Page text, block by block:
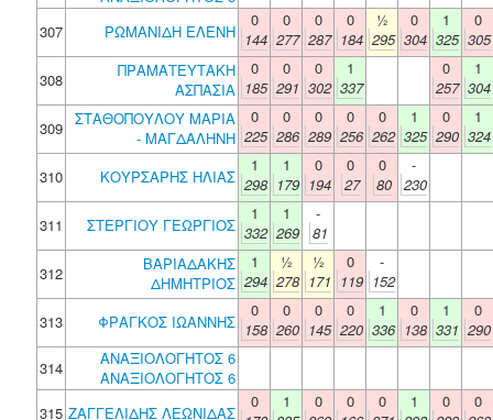
307
ΡΩΜΑΝΙΔΗ ΕΛΕΝΗ
0
144
0
277
0
287
0
184
½
295
0
304
1
325
0
305
308
ΠΡΑΜΑΤΕΥΤΑΚΗ
ΑΣΠΑΣΙΑ
0
185
0
291
0
302
1
337
0
257
1
304
309 ΣΤΑΘΟΠΟΥΛΟΥ ΜΑΡΙΑ
- ΜΑΓΔΑΛΗΝΗ
0
225
0
286
0
289
0
256
0
262
1
325
0
290
1
324
310
ΚΟΥΡΣΑΡΗΣ ΗΛΙΑΣ
1
298
1
179
0
194
0
27
0
80
-
230
311
ΣΤΕΡΓΙΟΥ ΓΕΩΡΓΙΟΣ
1
332
1
269
-
81
312
ΒΑΡΙΑΔΑΚΗΣ
ΔΗΜΗΤΡΙΟΣ
1
294
½
278
½
171
0
119
-
152
313
ΦΡΑΓΚΟΣ ΙΩΑΝΝΗΣ
0
158
0
260
0
145
0
220
1
336
0
138
1
331
0
290
314
ΑΝΑΞΙΟΛΟΓΗΤΟΣ 6
ΑΝΑΞΙΟΛΟΓΗΤΟΣ 6
315 ΖΑΓΓΕΛΙΔΗΣ ΛΕΩΝΙΔΑΣ
0
1
0
0
0
1
0
0